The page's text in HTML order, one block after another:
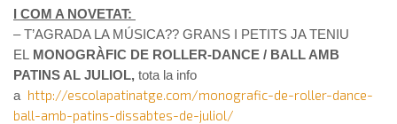
I COM A NOVETAT:
– T’AGRADA LA MÚSICA?? GRANS I PETITS JA TENIU
EL MONOGRÀFIC DE ROLLER-DANCE / BALL AMB
PATINS AL JULIOL, tota la info
a http://escolapatinatge.com/monografic-de-roller-dance-
ball-amb-patins-dissabtes-de-juliol/